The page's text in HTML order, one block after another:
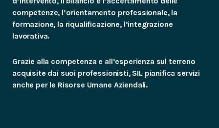
competenze, l’orientamento professionale, la
formazione, la riqualificazione, l’integrazione
lavorativa.
Grazie alla competenza e all’esperienza sul terreno
acquisite dai suoi professionisti, SIL pianifica servizi
anche per le Risorse Umane Aziendali.